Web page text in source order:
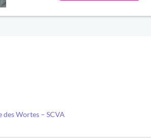
Wortes – SCVA